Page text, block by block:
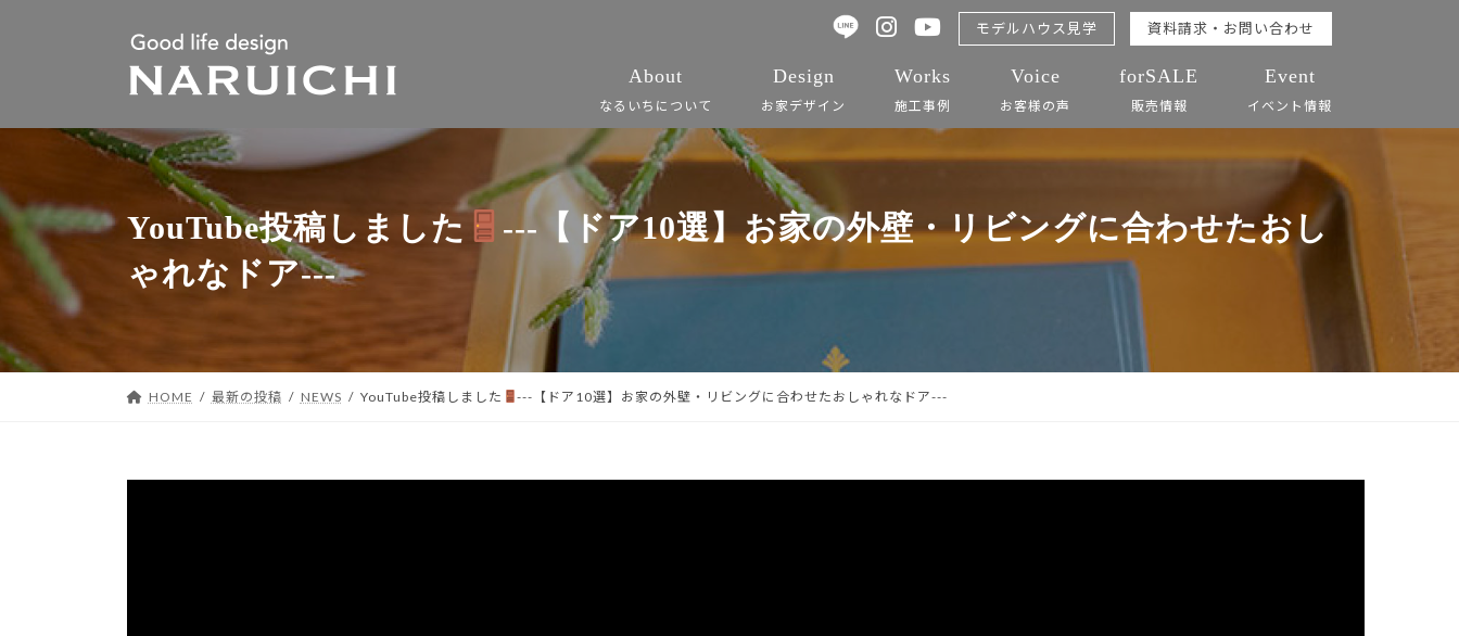
へ
ス
ョ
ン
モデルハウス見学 資料請求・お問い合わせ
About
なるいちについて
Design
お家デザイン
Works
施工事例
Voice
お客様の声
forSALE
販売情報
Event
イベント情報
YouTube投稿しました
---【ドア10選】お家の外壁・リビングに合わせたおし
ゃれなドア---
HOME 最新の投稿 NEWS YouTube投稿しました ---【ドア10選】お家の外壁・リビングに合わせたおしゃれなドア---